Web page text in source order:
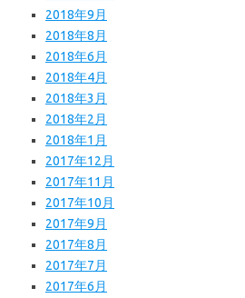
2018年9月
2018年8月
2018年6月
2018年4月
2018年3月
2018年2月
2018年1月
2017年12月
2017年11月
2017年10月
2017年9月
2017年8月
2017年7月
2017年6月